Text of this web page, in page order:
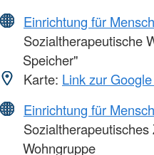
Einrichtung für
Sozialtherapeutische
Speicher"
Karte: Link zur
Einrichtung für
Wohngruppe